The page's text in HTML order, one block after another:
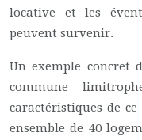
locative et les
peuvent survenir.
Un exemple concret
commune
caractéristiques de ce
ensemble de 40